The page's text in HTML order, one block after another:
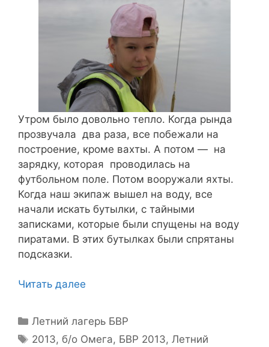
Утром было довольно тепло. Когда рында
прозвучала два раза, все побежали на
построение, кроме вахты. А потом — на
зарядку, которая проводилась на
футбольном поле. Потом вооружали яхты.
Когда наш экипаж вышел на воду, все
начали искать бутылки, с тайными
записками, которые были спущены на воду
пиратами. В этих бутылках были спрятаны
подсказки.
Читать далее
Рубрики
Летний лагерь БВР
Метки
2013, б/о Омега, БВР 2013,Летний